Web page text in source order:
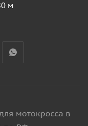
м
мотокросса в